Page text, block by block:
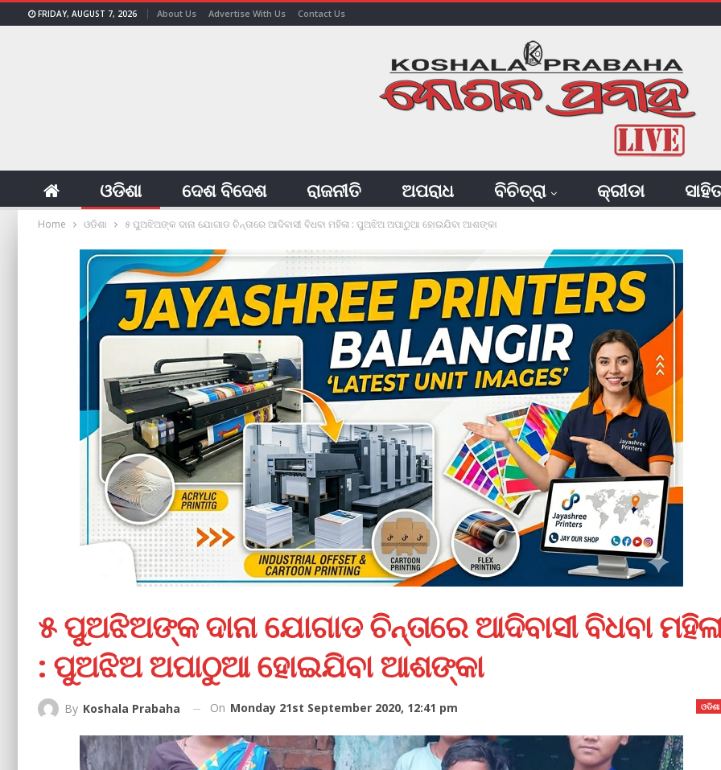
FRIDAY, AUGUST 7, 2026 About Us Advertise With Us Contact Us
ଓଡିଶା ଦେଶ ବିଦେଶ ରାଜନୀତି ଅପରାଧ ବିଚିତ୍ରା କ୍ରୀଡା
Home ଓଡିଶା ୫ ପୁଅଝିଅଙ୍କ ଦାନା ଯୋଗାଡ ଚିନ୍ତାରେ ଆଦିବାସୀ ବିଧବା ମହିଳା : ପୁଅଝିଅ ଅପାଠୁଆ ହୋଇଯିବା ଆଶଙ୍କା
୫ ପୁଅଝିଅଙ୍କ ଦାନା ଯୋଗାଡ ଚିନ୍ତାରେ ଆଦିବାସୀ ବିଧବା
: ପୁଅଝିଅ ଅପାଠୁଆ ହୋଇଯିବା ଆଶଙ୍କା
ଓଡିଶା
By Koshala Prabaha On Monday 21st September 2020, 12:41 pm